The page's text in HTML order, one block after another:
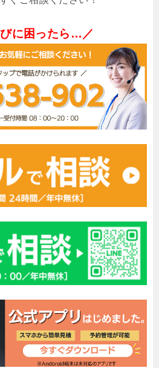
に困ったら…／